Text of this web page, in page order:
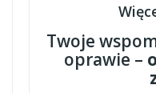
Twoje
oprawie –